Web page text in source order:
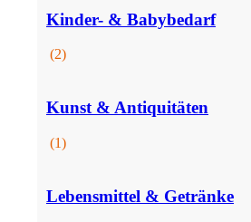
Unterwäsche
Kinder- & Babybedarf
(2)
Kunst & Antiquitäten
(1)
Lebensmittel & Getränke